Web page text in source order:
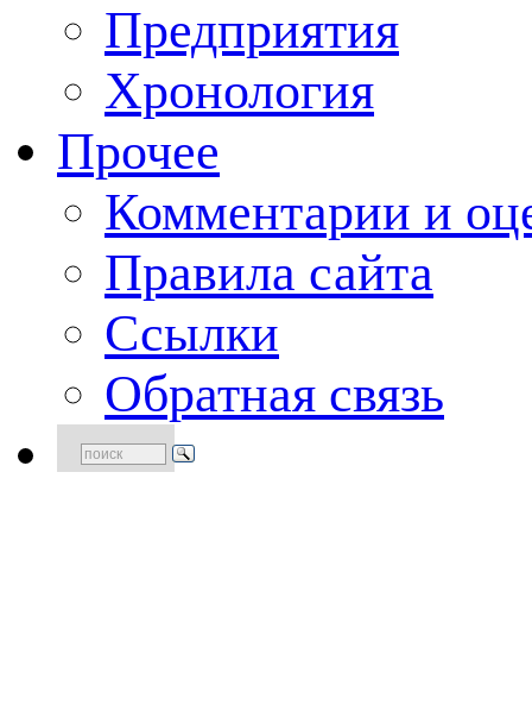
Предприятия
Хронология
Прочее
Комментарии и
Правила сайта
Ссылки
Обратная связь